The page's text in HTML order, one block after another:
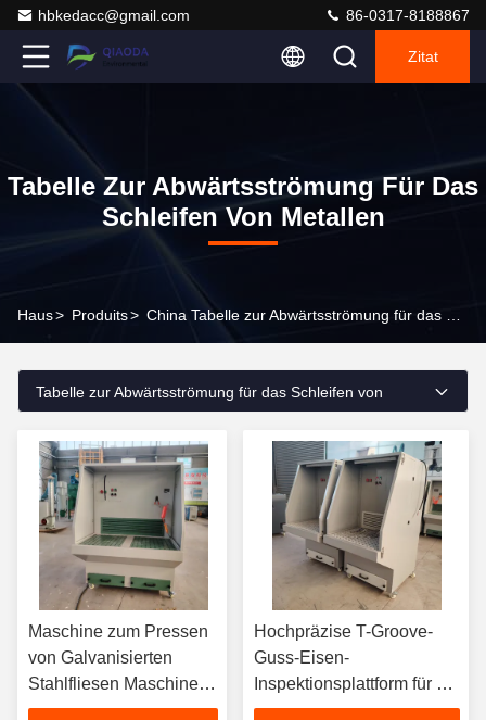
hbkedacc@gmail.com 86-0317-8188867
Zitat
Tabelle Zur Abwärtsströmung Für Das
Schleifen Von Metallen
Haus> Produits>
Tabelle zur Abwärtsströmung für das Schleifen von
Maschine zum Pressen
von Galvanisierten
Stahlfliesen Maschine
zur Herstellung von
Hochpräzise T-Groove-
Guss-Eisen-
Inspektionsplattform für die
Automobilindustrie